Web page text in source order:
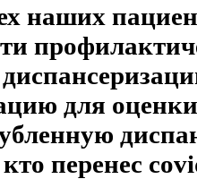
наших
для
кто перенес